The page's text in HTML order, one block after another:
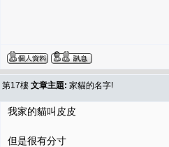
第17樓 文章主題: 家貓的名字!
我家的貓叫皮皮
但是很有分寸